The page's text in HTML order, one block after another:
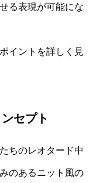
る表現が可能にな
イントを詳しく見
セプト
ちのレオタード中
のあるニット風の